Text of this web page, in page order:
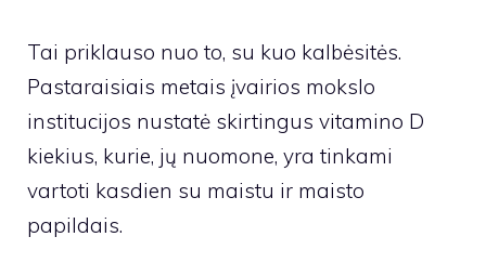
Tai priklauso nuo to, su kuo kalbėsitės.
Pastaraisiais metais įvairios mokslo
institucijos nustatė skirtingus vitamino D
kiekius, kurie, jų nuomone, yra tinkami
vartoti kasdien su maistu ir maisto
papildais.